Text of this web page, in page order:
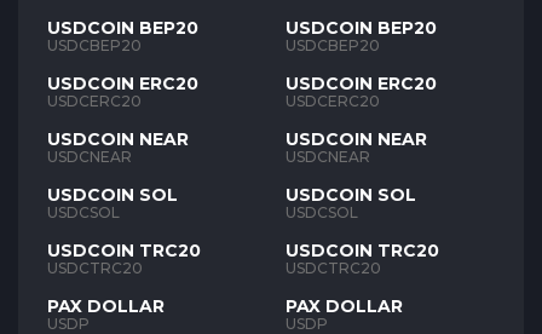
USDCOIN BEP20
USDCBEP20
USDCOIN ERC20
USDCERC20
USDCOIN NEAR
USDCNEAR
USDCOIN SOL
USDCSOL
USDCOIN TRC20
USDCTRC20
PAX DOLLAR
USDP
USDCOIN BEP20
USDCBEP20
USDCOIN ERC20
USDCERC20
USDCOIN NEAR
USDCNEAR
USDCOIN SOL
USDCSOL
USDCOIN TRC20
USDCTRC20
PAX DOLLAR
USDP